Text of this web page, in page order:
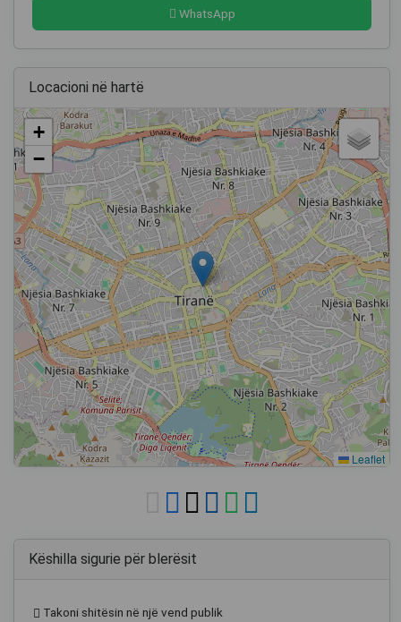
WhatsApp
Locacioni në hartë
+
−
Leaflet
Këshilla sigurie për blerësit
Takoni shitësin në një vend publik